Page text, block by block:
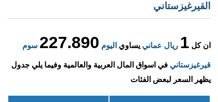
القيرغيزستاني
ان كل 1 ريال عماني يساوي اليوم 227.890 سوم
قيرغيزستاني في اسواق المال العربية والعالمية وفيما يلي جدول
يظهر السعر لبعض الفئات